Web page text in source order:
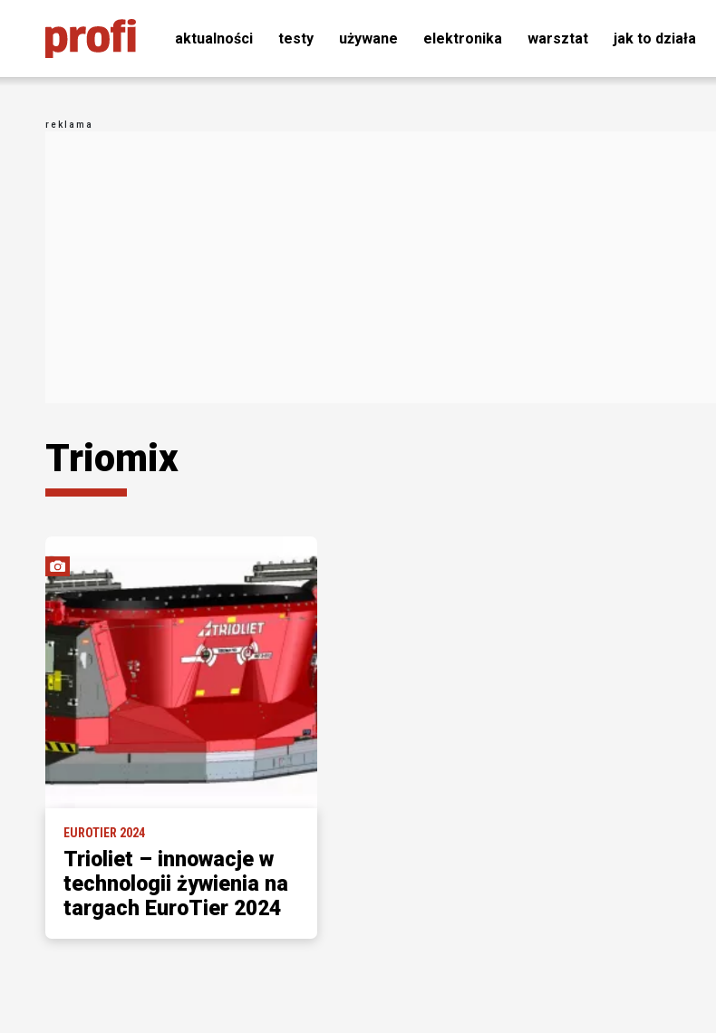
aktualności testy używane elektronika warsztat jak to działa
Triomix
EUROTIER 2024
Trioliet – innowacje w
technologii żywienia na
targach EuroTier 2024